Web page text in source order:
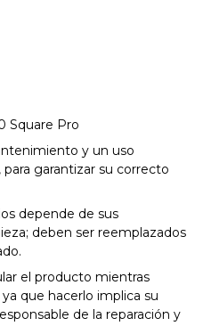
Square Pro
y un uso
garantizar su correcto
depende de sus
deben ser reemplazados
el producto mientras
que hacerlo implica su
de la reparación y